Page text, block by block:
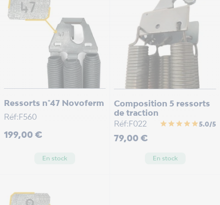
Ressorts n°47 Novoferm
Réf:F560
Prix
199,00 €
En stock
Composition 5 ressorts
de traction
Réf:F022
star star star star star5.0/5
Prix
79,00 €
En stock